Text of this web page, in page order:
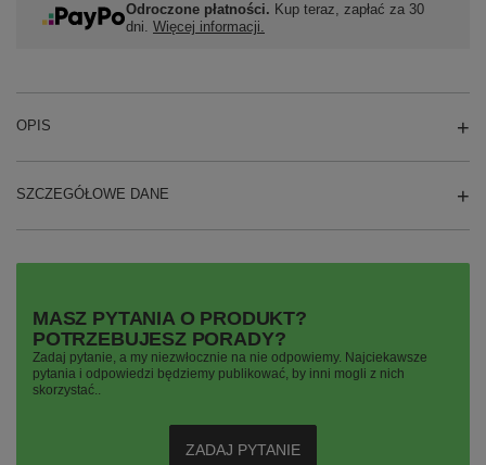
Odroczone płatności. Kup teraz, zapłać za 30
dni. Więcej informacji.
OPIS
SZCZEGÓŁOWE DANE
MASZ PYTANIA O PRODUKT?
POTRZEBUJESZ PORADY?
Zadaj pytanie, a my niezwłocznie na nie odpowiemy. Najciekawsze
pytania i odpowiedzi będziemy publikować, by inni mogli z nich
skorzystać..
ZADAJ PYTANIE